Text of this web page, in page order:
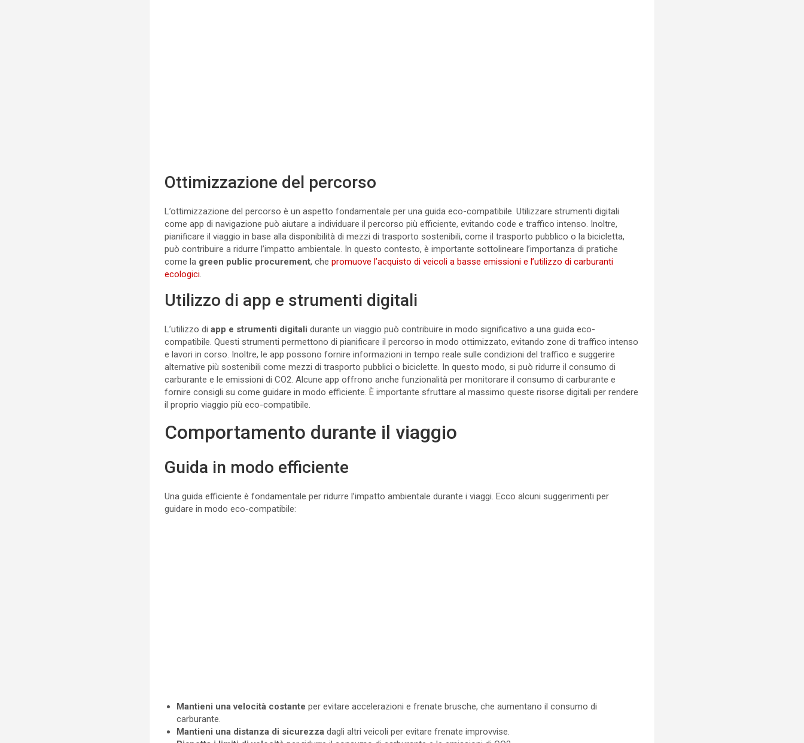
Ottimizzazione del percorso
L’ottimizzazione del percorso è un aspetto fondamentale per una guida eco-compatibile. Utilizzare strumenti digitali
come app di navigazione può aiutare a individuare il percorso più efficiente, evitando code e traffico intenso. Inoltre,
pianificare il viaggio in base alla disponibilità di mezzi di trasporto sostenibili, come il trasporto pubblico o la bicicletta,
può contribuire a ridurre l’impatto ambientale. In questo contesto, è importante sottolineare l’importanza di pratiche
come la green public procurement, chepromuove l’acquisto di veicoli a basse emissioni e l’utilizzo di carburanti
ecologici.
Utilizzo di app e strumenti digitali
L’utilizzo diapp e strumenti digitali durante un viaggio può contribuire in modo significativo a una guida eco-
compatibile. Questi strumenti permettono di pianificare il percorso in modo ottimizzato, evitando zone di traffico intenso
e lavori in corso. Inoltre, le app possono fornire informazioni in tempo reale sulle condizioni del traffico e suggerire
alternative più sostenibili come mezzi di trasporto pubblici o biciclette. In questo modo, si può ridurre il consumo di
carburante e le emissioni di CO2. Alcune app offrono anche funzionalità per monitorare il consumo di carburante e
fornire consigli su come guidare in modo efficiente. È importante sfruttare al massimo queste risorse digitali per rendere
il proprio viaggio più eco-compatibile.
Comportamento durante il viaggio
Guida in modo efficiente
Una guida efficiente è fondamentale per ridurre l’impatto ambientale durante i viaggi. Ecco alcuni suggerimenti per
guidare in modo eco-compatibile:
Mantieni una velocità costante per evitare accelerazioni e frenate brusche, che aumentano il consumo di
carburante.
Mantieni una distanza di sicurezza dagli altri veicoli per evitare frenate improvvise.